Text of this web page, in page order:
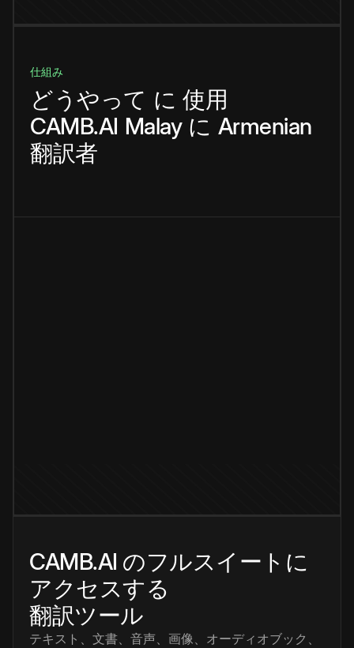
仕組み
どうやって に 使用
CAMB.AI Malay に Armenian
翻訳者
CAMB.AI のフルスイートに
アクセスする
翻訳ツール
テキスト、文書、音声、画像、オーディオブック、